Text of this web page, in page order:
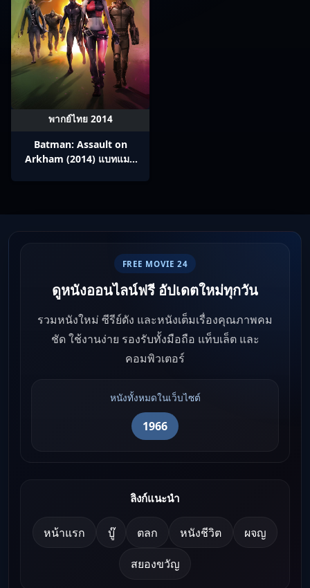
พากย์ไทย 2014
Batman: Assault on
Arkham (2014) แบทแมน
FREE MOVIE 24
ดูหนังออนไลน์ฟรี อัปเดตใหม่ทุกวัน
รวมหนังใหม่ ซีรีย์ดัง และหนังเต็มเรื่องคุณภาพคม
ชัด ใช้งานง่าย รองรับทั้งมือถือ แท็บเล็ต และ
คอมพิวเตอร์
หนังทั้งหมดในเว็บไซต์
1966
ลิงก์แนะนำ
หน้าแรก บู๊ ตลก หนังชีวิต ผจญ
สยองขวัญ